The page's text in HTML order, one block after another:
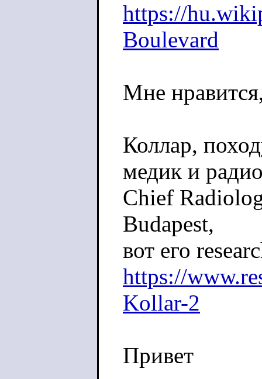
https://
Boulevard
Мне
Коллар,
медик и
Chief
Budapest,
вот его
https://
Kollar-2
Привет